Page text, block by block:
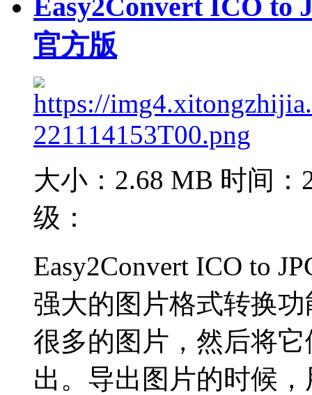
Easy2Convert ICO to
官方版
大小：2.68 MB 时间：
级：
Easy2Convert ICO to
强大的图片格式转换
很多的图片，然后将
出。导出图片的时候